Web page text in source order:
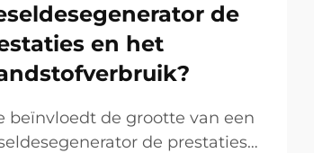
de
en het
beïnvloedt de grootte van een
de prestaties